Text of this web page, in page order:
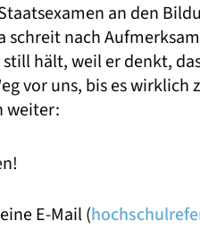
an den
nach
hält, weil er denkt,
vor uns, bis es wirklich
weiter:
E-Mail (